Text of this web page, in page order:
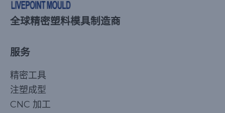
全球精密塑料模具制造商
服务
精密工具
注塑成型
CNC 加工